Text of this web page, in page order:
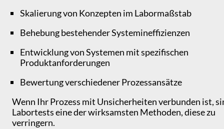
Skalierung von Konzepten im Labormaßstab
Behebung bestehender Systemineffizienzen
Entwicklung von Systemen mit spezifischen
Produktanforderungen
Bewertung verschiedener Prozessansätze
Wenn Ihr Prozess mit Unsicherheiten verbunden ist,
Labortests eine der wirksamsten Methoden, diese zu
verringern.